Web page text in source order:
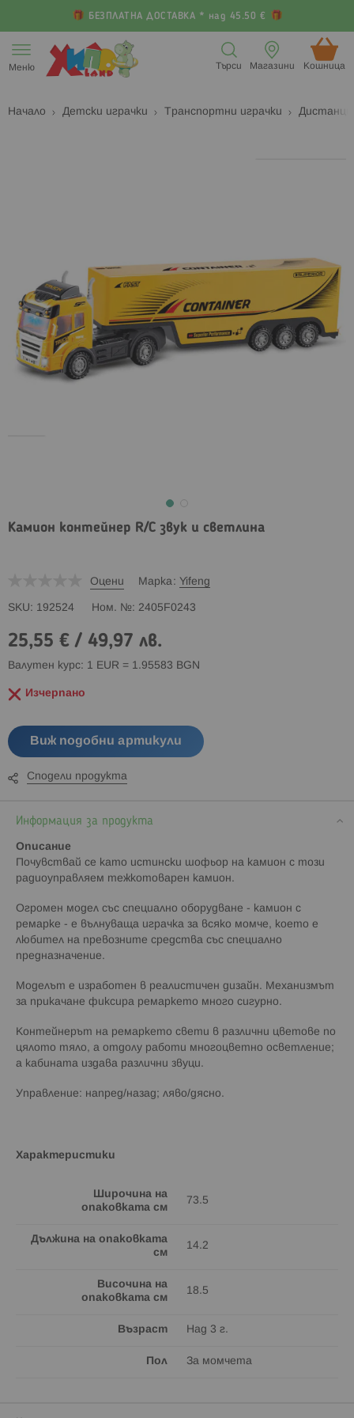
БЕЗПЛАТНА ДОСТАВКА * над 45.50 €
към
съдържанието
Меню Кошница (
Магазини
Търси
Начало Детски играчки Транспортни играчки
Камион контейнер R/C звук и светлина
Оцени Марка Yifeng
SKU 192524 Ном. № 2405F0243
25,55 € / 49,97 лв.
Валутен курс: 1 EUR = 1.95583 BGN
Изчерпано
Виж подобни артикули
Сподели продукта
Информация за продукта
Описание
Почувствай се като истински шофьор на камион с този
радиоуправляем тежкотоварен камион.
Огромен модел със специално оборудване - камион с
ремарке - е вълнуваща играчка за всяко момче, което е
любител на превозните средства със специално
предназначение.
Моделът е изработен в реалистичен дизайн. Механизмът
за прикачане фиксира ремаркето много сигурно.
Контейнерът на ремаркето свети в различни цветове по
цялото тяло, а отдолу работи многоцветно осветление;
а кабината издава различни звуци.
Управление: напред/назад; ляво/дясно.
Характеристики
Широчина на
опаковката см
73.5
Дължина на опаковката
см
14.2
Височина на
опаковката см
18.5
Възраст Над 3 г.
Пол За момчета